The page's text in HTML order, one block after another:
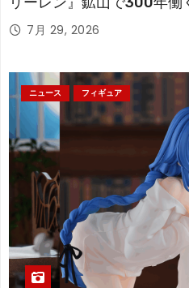
「フリーレン」を立体化！
7月 29, 2026
ニュース フィギュア